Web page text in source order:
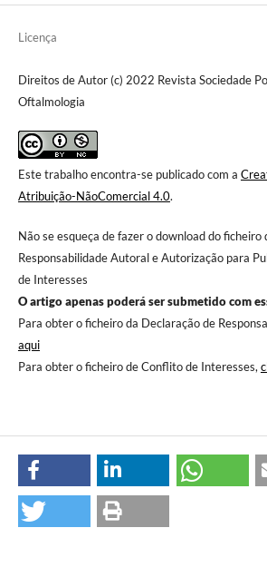
Licença
Direitos de Autor (c) 2022 Revista Sociedade
Oftalmologia
Este trabalho encontra-se publicado com a
Atribuição-NãoComercial 4.0.
Não se esqueça de fazer o download do ficheiro
Responsabilidade Autoral e Autorização para
de Interesses
O artigo apenas poderá ser submetido com
Para obter o ficheiro da Declaração de
aqui
Para obter o ficheiro de Conflito de Interesses,